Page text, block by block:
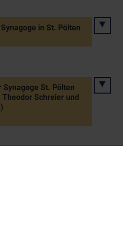
in St. Pölten
St. Pölten
Theodor Schreier und